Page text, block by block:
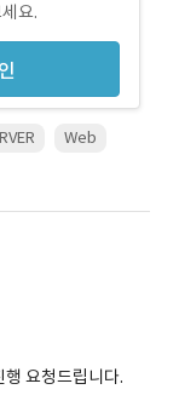
요.
Web
요청드립니다.